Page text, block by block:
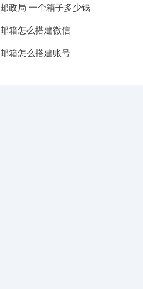
邮政局 一个箱子多少钱
邮箱怎么搭建微信
邮箱怎么搭建账号